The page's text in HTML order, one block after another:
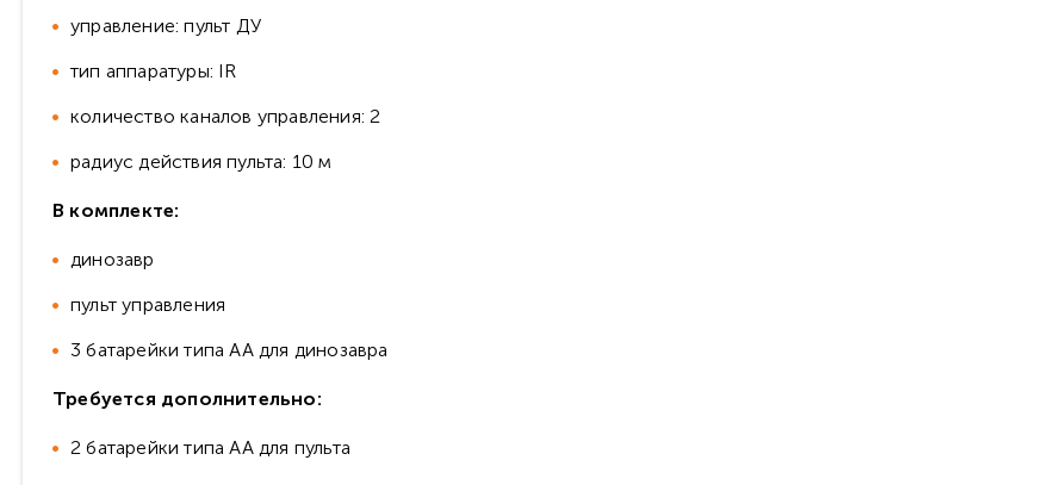
управление: пульт ДУ
тип аппаратуры: IR
количество каналов управления: 2
радиус действия пульта: 10 м
В комплекте:
динозавр
пульт управления
3 батарейки типа АА для динозавра
Требуется дополнительно:
2 батарейки типа АА для пульта